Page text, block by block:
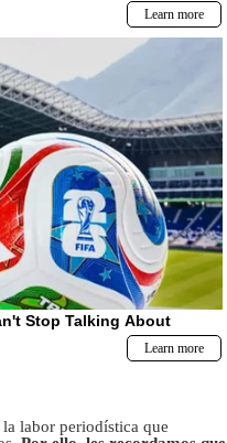
labor periodística que